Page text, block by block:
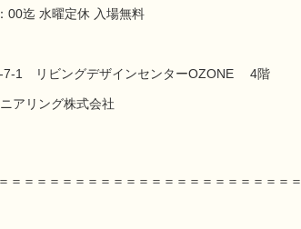
00迄 水曜定休 入場無料
7-1 リビングデザインセンターOZONE 4階
アリング株式会社
＝＝＝＝＝＝＝＝＝＝＝＝＝＝＝＝＝＝＝＝＝＝＝